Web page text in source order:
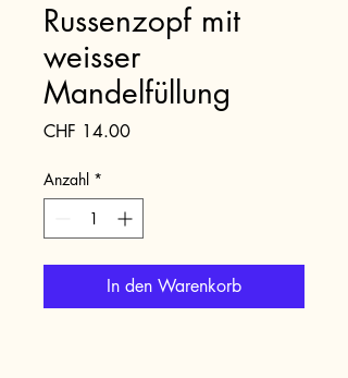
Russenzopf mit
weisser
Mandelfüllung
CHF 14.00Preis
Anzahl *
In den Warenkorb